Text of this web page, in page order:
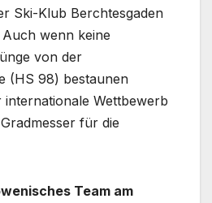
Ski-Klub Berchtesgaden
wenn keine
von der
(HS 98) bestaunen
Wettbewerb
für die
Team am